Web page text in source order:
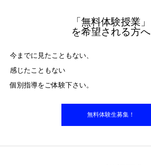
「無料体験授業」
を希望される方へ
今までに見たこともない、
感じたこともない
個別指導をご体験下さい。
無料体験生募集！